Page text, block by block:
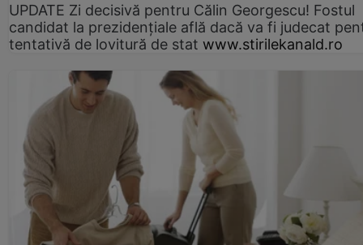
UPDATE Zi decisivă pentru Călin Georgescu! Fostul
candidat la prezidențiale află dacă va fi judecat
tentativă de lovitură de stat www.stirilekanald.ro